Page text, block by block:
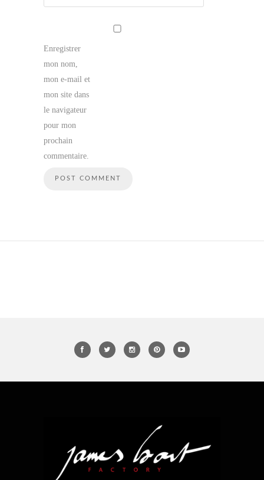
Enregistrer
mon nom,
mon e-mail et
mon site dans
le navigateur
pour mon
prochain
commentaire.